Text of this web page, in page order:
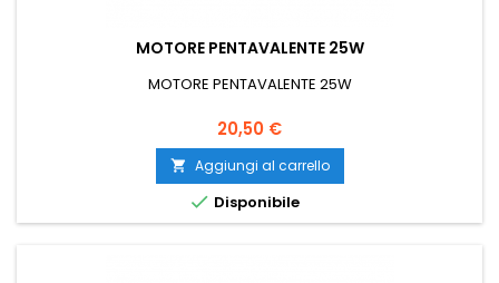
MOTORE PENTAVALENTE 25W
MOTORE PENTAVALENTE 25W
Prezzo
20,50 €
 Aggiungi al carrello
 Disponibile